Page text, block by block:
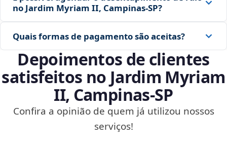
no Jardim Myriam II, Campinas‑SP?
Quais formas de pagamento são aceitas?
Depoimentos de clientes
satisfeitos no Jardim Myriam
II, Campinas‑SP
Confira a opinião de quem já utilizou nossos
serviços!